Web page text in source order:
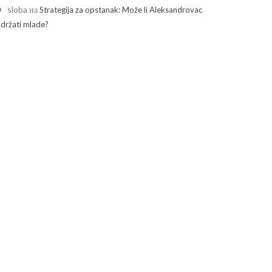
sloba наStrategija za opstanak: Može li Aleksandrovac
mlade?